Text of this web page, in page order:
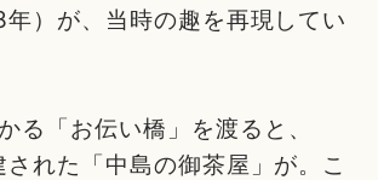
）が、当時の趣を再現してい
る「お伝い橋」を渡ると、
れた「中島の御茶屋」が。こ